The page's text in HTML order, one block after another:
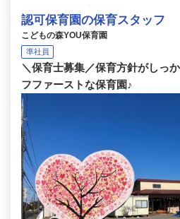
認可保育園の保育スタッフ
こどもの森YOU保育園
準社員
＼保育士募集／保育方針がしっ
フファーストな保育園♪